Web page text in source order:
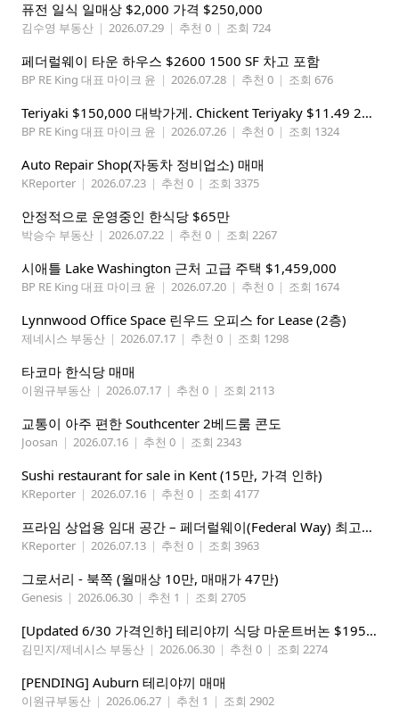
퓨전 일식 일매상 $2,000 가격 $250,000
김수영 부동산 | 2026.07.29 | 추천 0 | 조회 724
페더럴웨이 타운 하우스 $2600 1500 SF 차고 포함
BP RE King 대표 마이크 윤 | 2026.07.28 | 추천 0 | 조회 676
Teriyaki $150,000 대박가게. Chickent Teriyaky $11.49 25 Min from Lynnwood
BP RE King 대표 마이크 윤 | 2026.07.26 | 추천 0 | 조회 1324
Auto Repair Shop(자동차 정비업소) 매매
KReporter | 2026.07.23 | 추천 0 | 조회 3375
안정적으로 운영중인 한식당 $65만
박승수 부동산 | 2026.07.22 | 추천 0 | 조회 2267
시애틀 Lake Washington 근처 고급 주택 $1,459,000
BP RE King 대표 마이크 윤 | 2026.07.20 | 추천 0 | 조회 1674
Lynnwood Office Space 린우드 오피스 for Lease (2층)
제네시스 부동산 | 2026.07.17 | 추천 0 | 조회 1298
타코마 한식당 매매
이원규부동산 | 2026.07.17 | 추천 0 | 조회 2113
교통이 아주 편한 Southcenter 2베드룸 콘도
Joosan | 2026.07.16 | 추천 0 | 조회 2343
Sushi restaurant for sale in Kent (15만, 가격 인하)
KReporter | 2026.07.16 | 추천 0 | 조회 4177
프라임 상업용 임대 공간 – 페더럴웨이(Federal Way) 최고의 가시성 입지
KReporter | 2026.07.13 | 추천 0 | 조회 3963
그로서리 - 북쪽 (월매상 10만, 매매가 47만)
Genesis | 2026.06.30 | 추천 1 | 조회 2705
[Updated 6/30 가격인하] 테리야끼 식당 마운트버논 $195,000
김민지/제네시스 부동산 | 2026.06.30 | 추천 0 | 조회 2274
[PENDING] Auburn 테리야끼 매매
이원규부동산 | 2026.06.27 | 추천 1 | 조회 2902